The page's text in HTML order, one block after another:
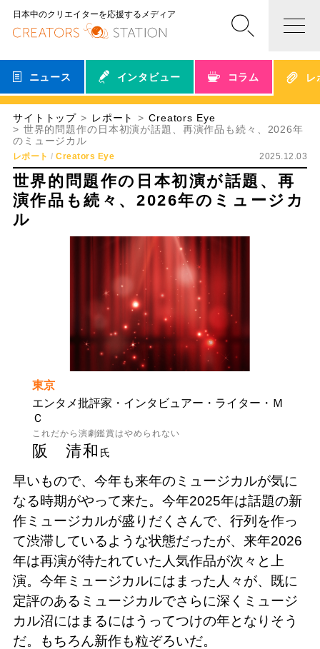
日本中のクリエイターを応援するメディア
ニュース インタビュー コラム レ
サイトトップ レポート
Creators Eye
世界的問題作の日本初演が話題、再演作品も続々、2026年
のミュージカル
レポート Creators Eye 2025.12.03
世界的問題作の日本初演が話題、再
演作品も続々、2026年のミュージカ
ル
東京
エンタメ批評家・インタビュアー・ライター・Ｍ
Ｃ
これだから演劇鑑賞はやめられない
阪 清和 氏
早いもので、今年も来年のミュージカルが気に
なる時期がやって来た。今年2025年は話題の新
作ミュージカルが盛りだくさんで、行列を作っ
て渋滞しているような状態だったが、来年2026
年は再演が待たれていた人気作品が次々と上
演。今年ミュージカルにはまった人々が、既に
定評のあるミュージカルでさらに深くミュージ
カル沼にはまるにはうってつけの年となりそう
だ。もちろん新作も粒ぞろいだ。